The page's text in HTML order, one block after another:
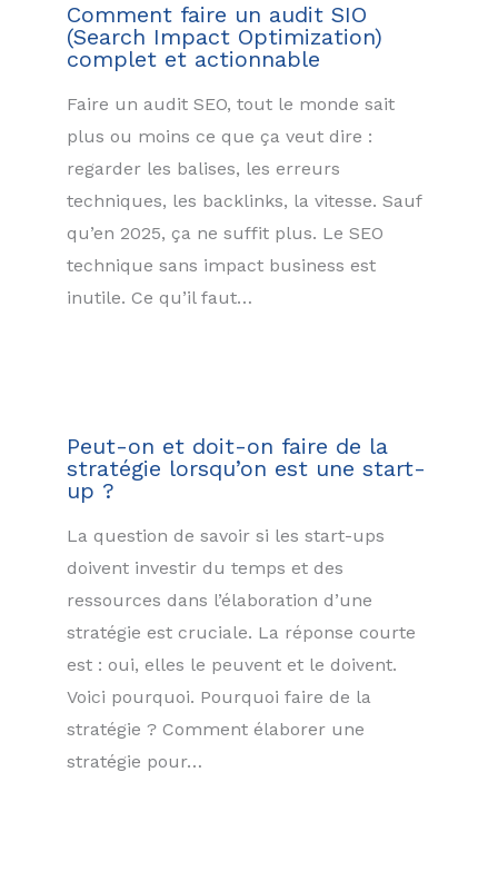
Comment faire un audit SIO
(Search Impact Optimization)
complet et actionnable
Faire un audit SEO, tout le monde sait
plus ou moins ce que ça veut dire :
regarder les balises, les erreurs
techniques, les backlinks, la vitesse. Sauf
qu’en 2025, ça ne suffit plus. Le SEO
technique sans impact business est
inutile. Ce qu’il faut…
Peut-on et doit-on faire de la
stratégie lorsqu’on est une start-
up ?
La question de savoir si les start-ups
doivent investir du temps et des
ressources dans l’élaboration d’une
stratégie est cruciale. La réponse courte
est : oui, elles le peuvent et le doivent.
Voici pourquoi. Pourquoi faire de la
stratégie ? Comment élaborer une
stratégie pour…